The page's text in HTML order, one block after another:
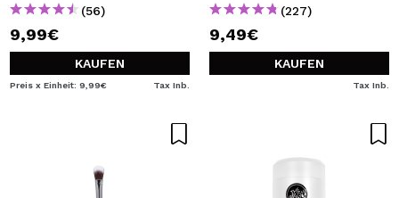
(56)
9,99€
KAUFEN
Preis x Einheit: 9,99€ Tax Inb.
(227)
9,49€
KAUFEN
Tax Inb.